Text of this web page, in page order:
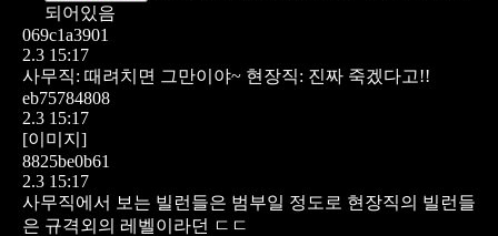
되어있음
069c1a3901
2.3 15:17
사무직: 때려치면 그만이야~ 현장직: 진짜 죽겠다고!!
eb75784808
2.3 15:17
[이미지]
8825be0b61
2.3 15:17
사무직에서 보는 빌런들은 범부일 정도로 현장직의 빌런들
은 규격외의 레벨이라던 ㄷㄷ